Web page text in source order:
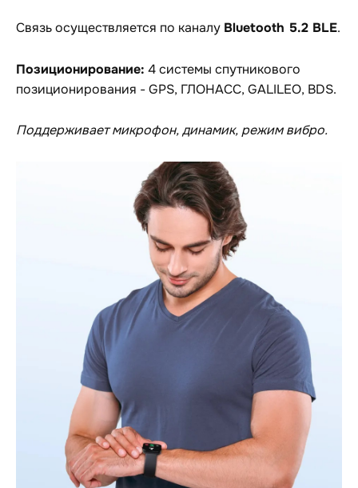
Связь осуществляется по каналу Bluetooth 5.2 BLE.
Позиционирование: 4 системы спутникового
позиционирования - GPS, ГЛОНАСС, GALILEO, BDS.
Поддерживает микрофон, динамик, режим вибро.